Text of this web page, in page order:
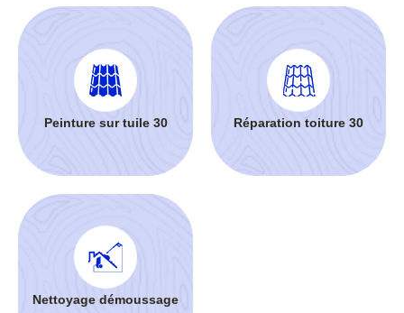
Peinture sur tuile 30 Réparation toiture 30
Nettoyage démoussage